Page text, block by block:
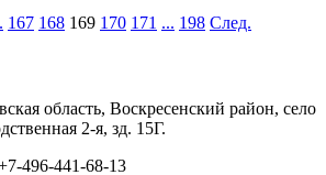
167 168 169 170 171 ... 198 След.
область, Воскресенский район, село
2-я, зд. 15Г.
496-441-68-13